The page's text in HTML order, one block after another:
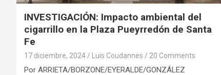
INVESTIGACIÓN: Impacto ambiental del
cigarrillo en la Plaza Pueyrredón de Santa
Fe
17 diciembre, 2024 Luis Coudannes 20 Comments
Por ARRIETA/BORZONE/EYERALDE/GONZÁLEZ